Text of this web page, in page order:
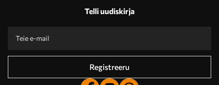
Telli uudiskirja
Registreeru